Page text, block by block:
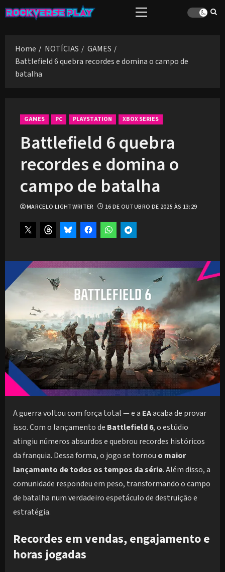
Skip
to
Primary
Home
NOTÍCIAS
GAMES
Battlefield 6 quebra recordes e domina o campo de
batalha
GAMES PC PLAYSTATION XBOX SERIES
Battlefield 6 quebra
recordes e domina o
campo de batalha
MARCELO LIGHTWRITER 16 DE OUTUBRO DE 2025 ÀS 13:29
A guerra voltou com força total — e a EAacaba de provar
isso. Com o lançamento de Battlefield 6, o estúdio
atingiu números absurdos e quebrou recordes históricos
da franquia. Dessa forma, o jogo se tornou o maior
lançamento de todos os tempos da série. Além disso, a
comunidade respondeu em peso, transformando o campo
de batalha num verdadeiro espetáculo de destruição e
estratégia.
Recordes em vendas, engajamento e
horas jogadas